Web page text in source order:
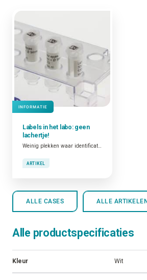
INFORMATIE
Labels in het labo: geen
lachertje!
ARTIKEL
ALLE CASES ALLE ARTIKELEN
Alle productspecificaties
Kleur Wit